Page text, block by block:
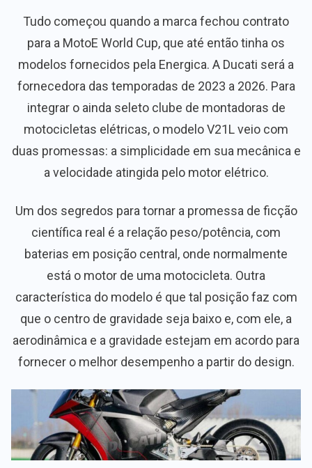
Tudo começou quando a marca fechou contrato
para a MotoE World Cup, que até então tinha os
modelos fornecidos pela Energica. A Ducati será a
fornecedora das temporadas de 2023 a 2026. Para
integrar o ainda seleto clube de montadoras de
motocicletas elétricas, o modelo V21L veio com
duas promessas: a simplicidade em sua mecânica e
a velocidade atingida pelo motor elétrico.
Um dos segredos para tornar a promessa de ficção
científica real é a relação peso/potência, com
baterias em posição central, onde normalmente
está o motor de uma motocicleta. Outra
característica do modelo é que tal posição faz com
que o centro de gravidade seja baixo e, com ele, a
aerodinâmica e a gravidade estejam em acordo para
fornecer o melhor desempenho a partir do design.